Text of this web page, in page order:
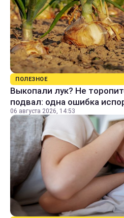
ПОЛЕЗНОЕ
Выкопали лук? Не
подвал: одна ошибка
06 августа 2026, 14:53